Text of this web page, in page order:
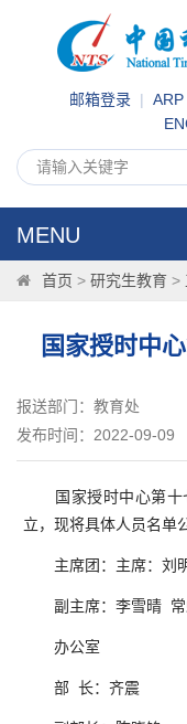
邮箱登录 | ARP
MENU
首页 > 研究生教育 >
国家授时中
报送部门：教育处
发布时间：2022-09-09
国家授时中心第十
立，现将具体人员名单
主席团：主席：刘
副主席：李雪晴 常
办公室
部 长：齐震